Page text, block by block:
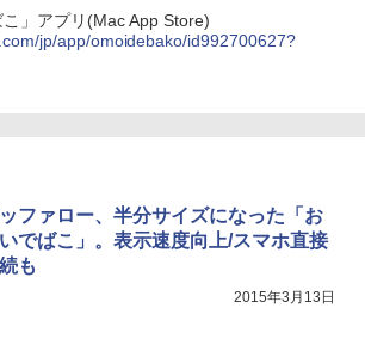
」アプリ(Mac App Store)
jp/app/omoidebako/id992700627?
ファロー、半分サイズになった「お
でばこ」。表示速度向上/スマホ直接
も
2015年3月13日